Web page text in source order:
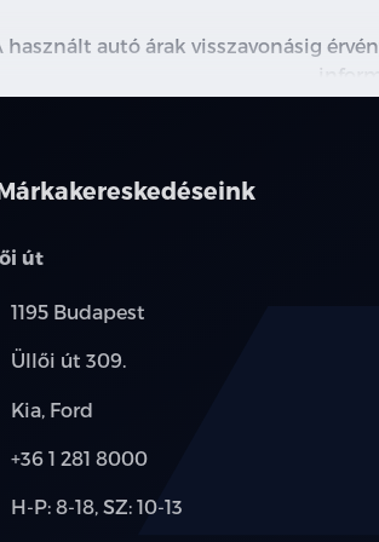
használt autó árak visszavonásig
út
Település:
1195 Budapest
Cím:
Üllői út 309.
Márkák:
Kia, Ford
Telefon:
+36 1 281 8000
Új-
H-P: 8-18, SZ: 10-13